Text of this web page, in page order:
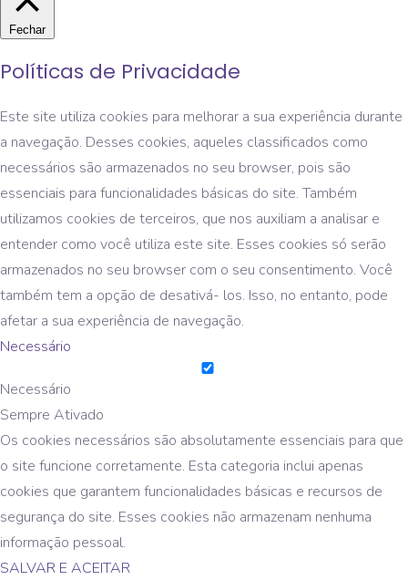
Fechar
Políticas de Privacidade
Este site utiliza cookies para melhorar a sua experiência durante
a navegação. Desses cookies, aqueles classificados como
necessários são armazenados no seu browser, pois são
essenciais para funcionalidades básicas do site. Também
utilizamos cookies de terceiros, que nos auxiliam a analisar e
entender como você utiliza este site. Esses cookies só serão
armazenados no seu browser com o seu consentimento. Você
também tem a opção de desativá- los. Isso, no entanto, pode
afetar a sua experiência de navegação.
Necessário
Necessário
Sempre Ativado
Os cookies necessários são absolutamente essenciais para que
o site funcione corretamente. Esta categoria inclui apenas
cookies que garantem funcionalidades básicas e recursos de
segurança do site. Esses cookies não armazenam nenhuma
informação pessoal.
SALVAR E ACEITAR